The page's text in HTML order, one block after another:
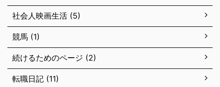
社会人映画生活 (5)
競馬 (1)
続けるためのページ (2)
転職日記 (11)